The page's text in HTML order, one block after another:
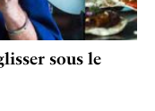
sous le